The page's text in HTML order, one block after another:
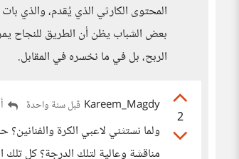
المحتوى الكارثي الذي يُقدم، والذي
بعض الشباب يظن أن الطريق للنجاح
الربح، بل في ما نخسره في المقابل.
2
Kareem_Magdy قبل سنة واحدة
ولما نستثني لاعبي الكرة
مناقشة وعالية لتلك الدرجة؟ كل